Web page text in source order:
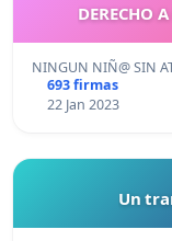
DERECHO
NINGUN NIÑ@ SIN
693 firmas
22 Jan 2023